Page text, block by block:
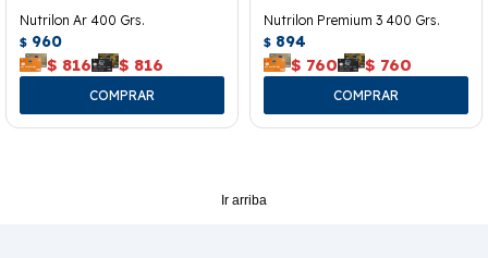
Nutrilon Ar 400 Grs.
$ 960
$ 816 $ 816
Nutrilon Premium 3 400 Grs.
$ 894
$ 760 $ 760
Ir arriba